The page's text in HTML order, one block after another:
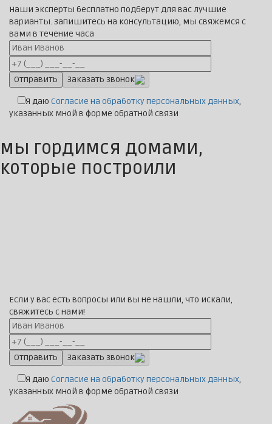
Наши эксперты бесплатно подберут для вас лучшие
варианты. Запишитесь на консультацию, мы свяжемся с
вами в течение часа
Заказать звонок
Я даю Согласие на обработку персональных данных,
указанных мной в форме обратной связи
мы гордимся домами,
которые построили
Если у вас есть вопросы или вы не нашли, что искали,
свяжитесь с нами!
Заказать звонок
Я даю Согласие на обработку персональных данных,
указанных мной в форме обратной связи